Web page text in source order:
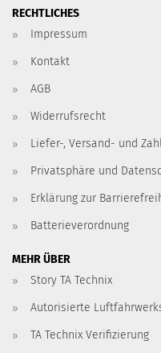
RECHTLICHES
Impressum
Kontakt
AGB
Widerrufsrecht
Liefer-, Versand- und
Privatsphäre und
Erklärung zur
Batterieverordnung
MEHR ÜBER
Story TA Technix
Autorisierte
TA Technix Verifizierung